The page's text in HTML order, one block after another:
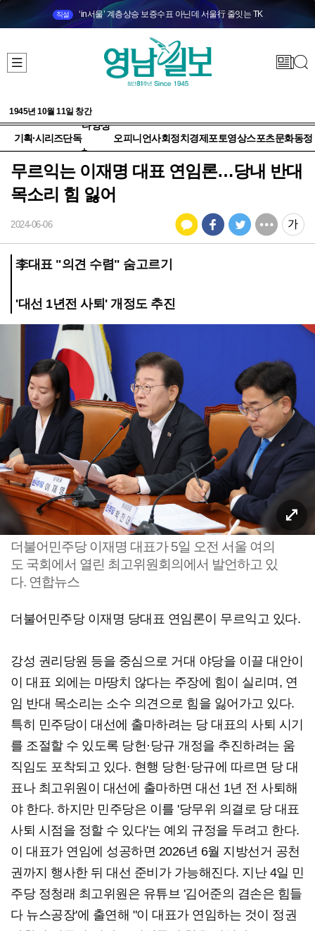
직설 ‘in서울’ 계층상승 보증수표 아닌데 서울行 줄잇는 TK
1945년 10월 11일 창간
기획·시리즈단독
다양성
+
오피니언사회정치 경제 포토영상스포츠문화동정
무르익는 이재명 대표 연임론…당내 반대
목소리 힘 잃어
2024-06-06
李대표 "의견 수렴" 숨고르기
'대선 1년전 사퇴' 개정도 추진
더불어민주당 이재명 대표가 5일 오전 서울 여의
도 국회에서 열린 최고위원회의에서 발언하고 있
다. 연합뉴스
더불어민주당 이재명 당대표 연임론이 무르익고 있다.
강성 권리당원 등을 중심으로 거대 야당을 이끌 대안이
이 대표 외에는 마땅치 않다는 주장에 힘이 실리며, 연
임 반대 목소리는 소수 의견으로 힘을 잃어가고 있다.
특히 민주당이 대선에 출마하려는 당 대표의 사퇴 시기
를 조절할 수 있도록 당헌·당규 개정을 추진하려는 움
직임도 포착되고 있다. 현행 당헌·당규에 따르면 당 대
표나 최고위원이 대선에 출마하면 대선 1년 전 사퇴해
야 한다. 하지만 민주당은 이를 '당무위 의결로 당 대표
사퇴 시점을 정할 수 있다'는 예외 규정을 두려고 한다.
이 대표가 연임에 성공하면 2026년 6월 지방선거 공천
권까지 행사한 뒤 대선 준비가 가능해진다. 지난 4일 민
주당 정청래 최고위원은 유튜브 '김어준의 겸손은 힘들
다 뉴스공장'에 출연해 "이 대표가 연임하는 것이 정권